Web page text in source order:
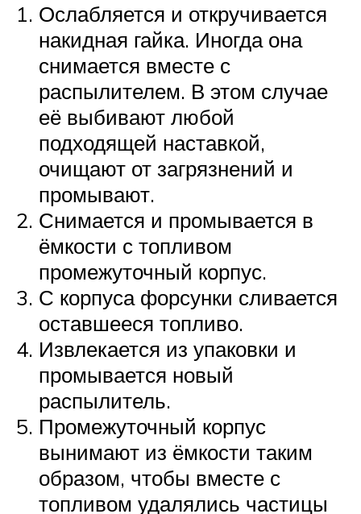
Ослабляется и откручивается
накидная гайка. Иногда она
снимается вместе с
распылителем. В этом случае
её выбивают любой
подходящей наставкой,
очищают от загрязнений и
промывают.
Снимается и промывается в
ёмкости с топливом
промежуточный корпус.
С корпуса форсунки сливается
оставшееся топливо.
Извлекается из упаковки и
промывается новый
распылитель.
Промежуточный корпус
вынимают из ёмкости таким
образом, чтобы вместе с
топливом удалялись частицы